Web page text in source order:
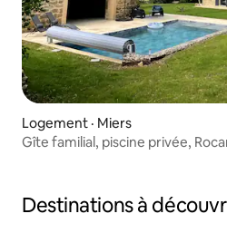
Logement · Miers
Gîte familial, piscine privée,
Destinations à